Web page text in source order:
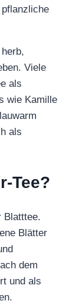
Viele
als
wie Kamille
als
Tee?
Blatttee.
Blätter
dem
und als